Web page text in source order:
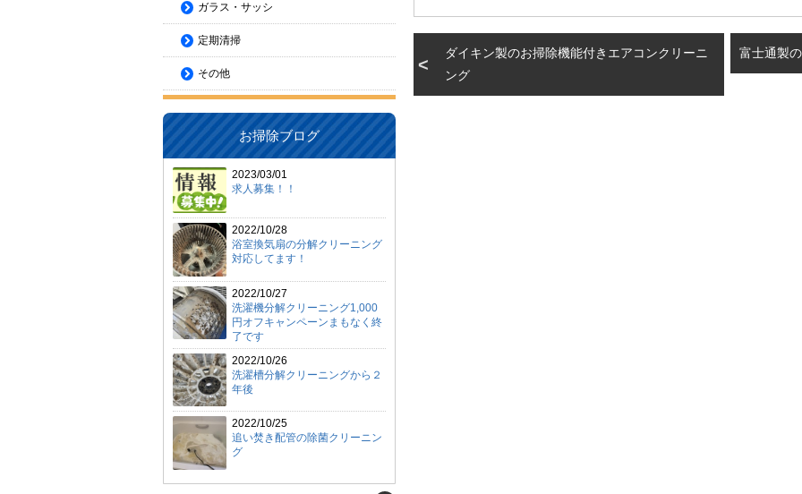
ダイキン製のお掃除機能付きエアコンクリーニ
ング
富士通製
ガラス・サッシ
定期清掃
その他
お掃除ブログ
2023/03/01
求人募集！！
2022/10/28
浴室換気扇の分解クリーニング
対応してます！
2022/10/27
洗濯機分解クリーニング1,000
円オフキャンペーンまもなく終
了です
2022/10/26
洗濯槽分解クリーニングから２
年後
2022/10/25
追い焚き配管の除菌クリーニン
グ